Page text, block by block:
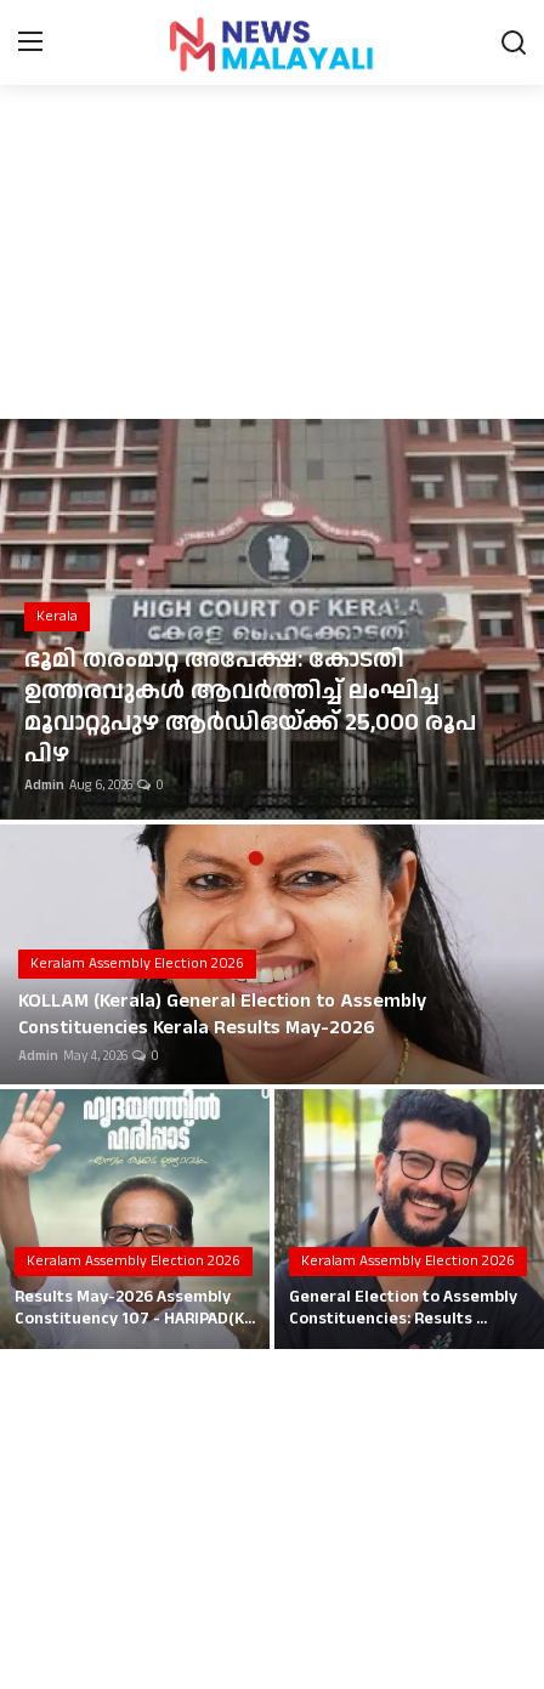
Entertainment
Sports
Food
Gulf News
Loksabha Election 2024
Technology
Health
Jobs Mall
Career
Education
Business
Local News
Earn Money
Tutorials
Malayalam
Kerala
ഭൂമി തരംമാറ്റ അപേക്ഷ: കോടതി
ഉത്തരവുകൾ ആവർത്തിച്ച് ലംഘിച്ച
മൂവാറ്റുപുഴ ആർഡിഒയ്ക്ക് 25,000 രൂപ
പിഴ
Admin Aug 6, 2026 0
Keralam Assembly Election 2026
KOLLAM (Kerala) General Election to Assembly
Constituencies Kerala Results May-2026
Admin May 4, 2026 0
Keralam Assembly Election 2026
Results May-2026 Assembly
Constituency 107 - HARIPAD(K...
Keralam Assembly Election 2026
General Election to Assembly
Constituencies: Results ...